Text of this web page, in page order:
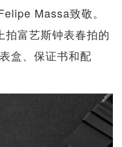
Massa致敬。
富艺斯钟表春拍的
盒、保证书和配